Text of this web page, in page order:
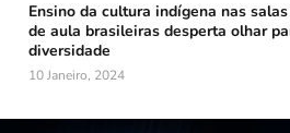
Ensino da cultura indígena nas salas
de aula brasileiras desperta olhar
diversidade
10 Janeiro, 2024